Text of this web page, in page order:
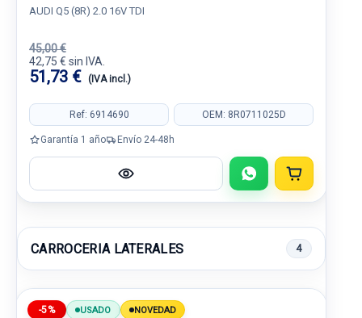
AUDI Q5 (8R) 2.0 16V TDI
45,00 €
42,75 € sin IVA.
51,73 € (IVA incl.)
Ref: 6914690 OEM: 8R0711025D
Garantía 1 año Envío 24-48h
CARROCERIA LATERALES 4
-5% USADO NOVEDAD